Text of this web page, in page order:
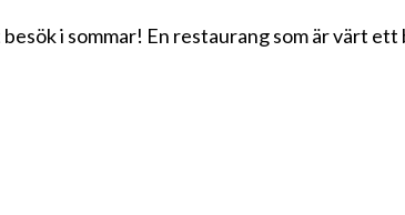
i sommar! En restaurang som är värt